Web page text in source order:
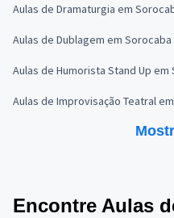
Aulas de Dramaturgia em
Aulas de Dublagem em Sorocaba
Aulas de Humorista Stand Up em
Aulas de Improvisação Teatral
Encontre Aulas